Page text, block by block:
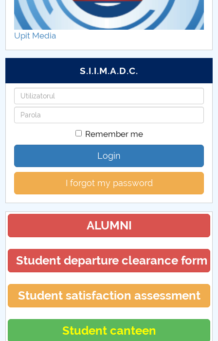
ORARE FMT - SEM II - 2020
Planificarea examenelor
Pagina studentului
Practica studenti
Indrumare studenti-fmt
Asociatia studentilor FMT STAR
Pagina studentului FMT
Tabere studenti FMT
Oportunitati cariera
Finalizare studii
Upit Media
S.I.I.M.A.D.C.
Username
Password
Remember me
Login
I forgot my password
ALUMNI
Student departure clearance form
Student satisfaction assessment
Student canteen